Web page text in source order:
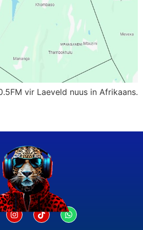
vir Laeveld nuus in Afrikaans.